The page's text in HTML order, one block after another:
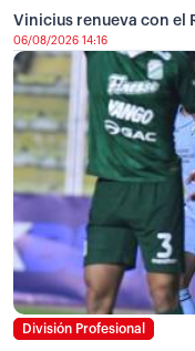
Vinicius renueva con el
06/08/2026 14:16
División Profesional